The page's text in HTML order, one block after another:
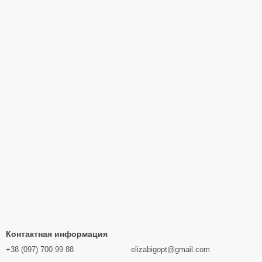
Контактная информация
+38 (097) 700 99 88
elizabigopt@gmail.com